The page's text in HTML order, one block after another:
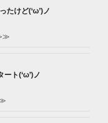
たけど(‘ω’)ノ
ト(‘ω’)ノ